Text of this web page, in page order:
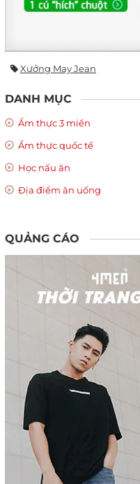
Xưởng May Jean
DANH MỤC
Ẩm thực 3 miền
Ẩm thực quốc tế
Học nấu ăn
Địa điểm ăn uống
QUẢNG CÁO